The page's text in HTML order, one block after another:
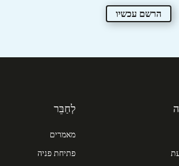
הרשם עכשיו
לְחַבֵּר
מאמרים
פתיחת פניה